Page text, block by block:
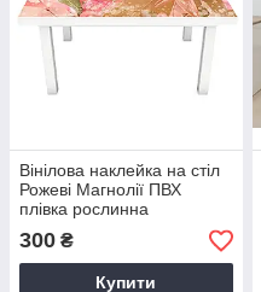
Вінілова наклейка на стіл
Рожеві Магнолії ПВХ
плівка рослинна
Абстракція 60х120 см
Happy Pocket Z180433
300 ₴
Купити